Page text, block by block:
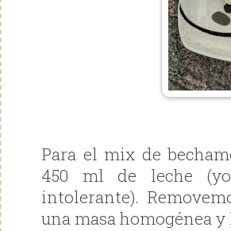
Para el mix de
450 ml de leche
intolerante).
una masa homogénea